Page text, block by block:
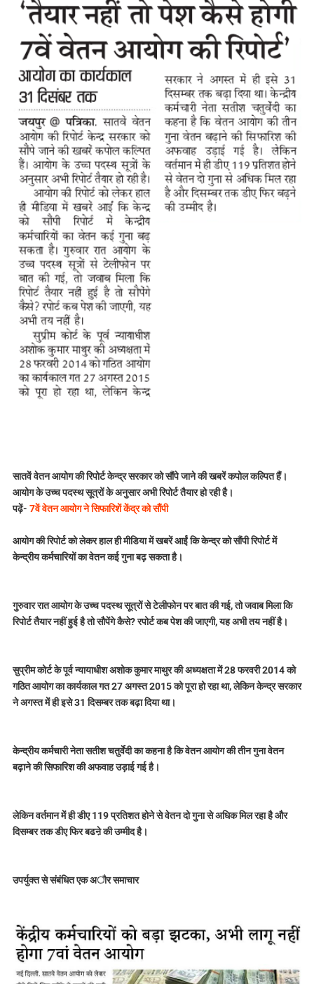
सातवें वेतन आयोग की रिपोर्ट केन्द्र सरकार को सौंपे जाने की खबरें कपोल कल्पित हैं।
आयोग के उच्च पदस्थ सूत्रों के अनुसार अभी रिपोर्ट तैयार हो रही है।
पढ़ें- 7वें वेतन आयोग ने सिफारिशें केंद्र को सौंपी
आयोग की रिपोर्ट को लेकर हाल ही मीडिया में खबरें आईं कि केन्द्र को सौंपी रिपोर्ट में
केन्द्रीय कर्मचारियों का वेतन कई गुना बढ़ सकता है।
गुरुवार रात आयोग के उच्च पदस्थ सूत्रों से टेलीफोन पर बात की गई, तो जवाब मिला कि
रिपोर्ट तैयार नहीं हुई है तो सौपेंगे कैसे? रपोर्ट कब पेश की जाएगी, यह अभी तय नहीं है।
सुप्रीम कोर्ट के पूर्व न्यायाधीश अशोक कुमार माथुर की अध्यक्षता में 28 फरवरी 2014 को
गठित आयोग का कार्यकाल गत 27 अगस्त 2015 को पूरा हो रहा था, लेकिन केन्द्र सरकार
ने अगस्त में ही इसे 31 दिसम्बर तक बढ़ा दिया था।
केन्द्रीय कर्मचारी नेता सतीश चतुर्वेदी का कहना है कि वेतन आयोग की तीन गुना वेतन
बढ़ाने की सिफारिश की अफवाह उड़ाई गई है।
लेकिन वर्तमान में ही डीए 119 प्रतिशत होने से वेतन दो गुना से अधिक मिल रहा है और
दिसम्बर तक डीए फिर बढऩे की उम्मीद है।
उपर्युक्त से संबंधित एक अौर समाचार